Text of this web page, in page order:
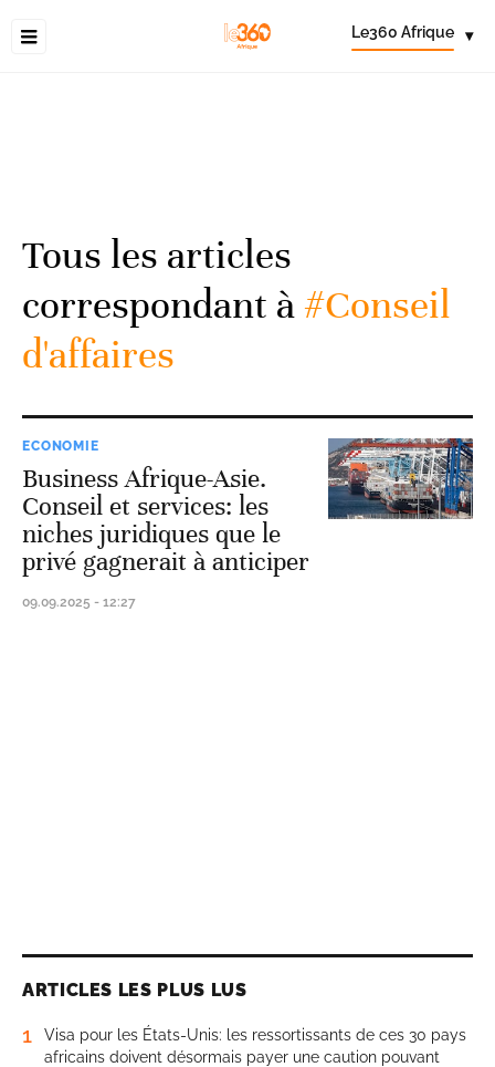
Le360 Afrique ▾
Tous les articles
correspondant à#Conseil
d'affaires
ECONOMIE
Business Afrique-Asie.
Conseil et services: les
niches juridiques que le
privé gagnerait à anticiper
09.09.2025 - 12:27
ARTICLES LES PLUS LUS
1
Visa pour les États-Unis: les ressortissants de ces 30 pays
africains doivent désormais payer une caution pouvant